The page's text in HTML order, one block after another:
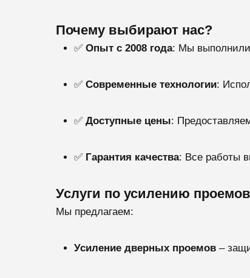
Почему выбирают нас?
✅ Опыт с 2008 года: Мы выполнили
✅ Современные технологии:
✅ Доступные цены:
✅ Гарантия качества: Все работы
Услуги по усилению проемов
Мы предлагаем:
Усиление дверных проемов –